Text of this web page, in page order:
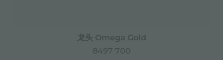
龙头 Omega Gold
8497 700